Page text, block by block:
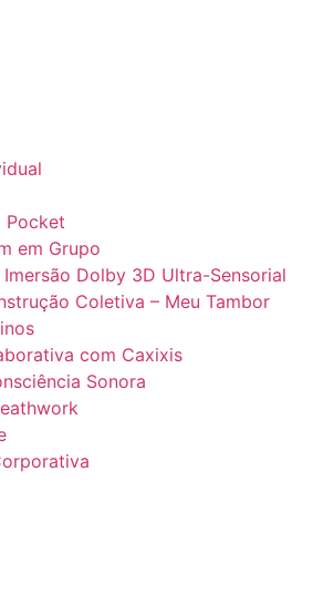
Pocket
em Grupo
Dolby 3D Ultra-Sensorial
Coletiva – Meu Tambor
com Caxixis
Sonora